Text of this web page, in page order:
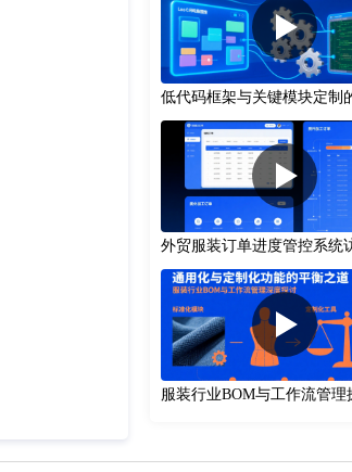
低代码框架与关键模块定制
外贸服装订单进度管控系统
服装行业BOM与工作流管理